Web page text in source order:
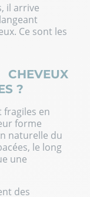
il arrive
Ce sont les
?
fragiles en
forme
naturelle du
le long
une
des